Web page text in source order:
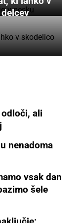
ali
nenadoma
vsak dan
šele